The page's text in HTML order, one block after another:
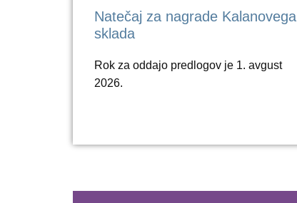
Natečaj za nagrade Kalanovega
sklada
Rok za oddajo predlogov je 1. avgust
2026.